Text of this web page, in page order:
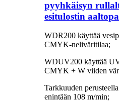
pyyhkäisyn
esitulostin
WDR200 käyttää
CMYK-neliväritilaa;
WDUV200 käyttää
CMYK + W viiden
Tarkkuuden
enintään 108 m/min;